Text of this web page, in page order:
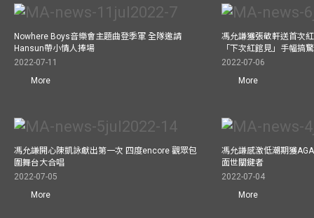
Nowhere Boys音樂會主題曲登季軍 全隊邀請
Hansun帶小情人捧場
2022-07-11
More
馮允謙獲張敬軒送首次
「下次紅館見」手幅搞
2022-07-06
More
馮允謙開心陳凱詠獻出第一次 四度encore 觀眾包
圍舞台大合唱
2022-07-05
More
馮允謙感激低潮期獲
面世關鍵者
2022-07-04
More